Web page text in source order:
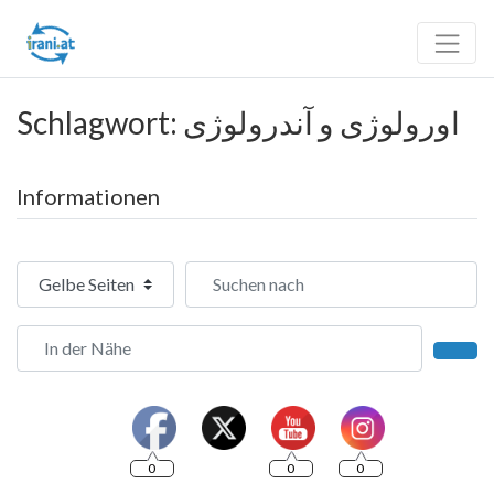
Schlagwort: اورولوژی و آندرولوژی
Informationen
Suchtyp auswählen Suchen nach
In der Nähe
0 0 0